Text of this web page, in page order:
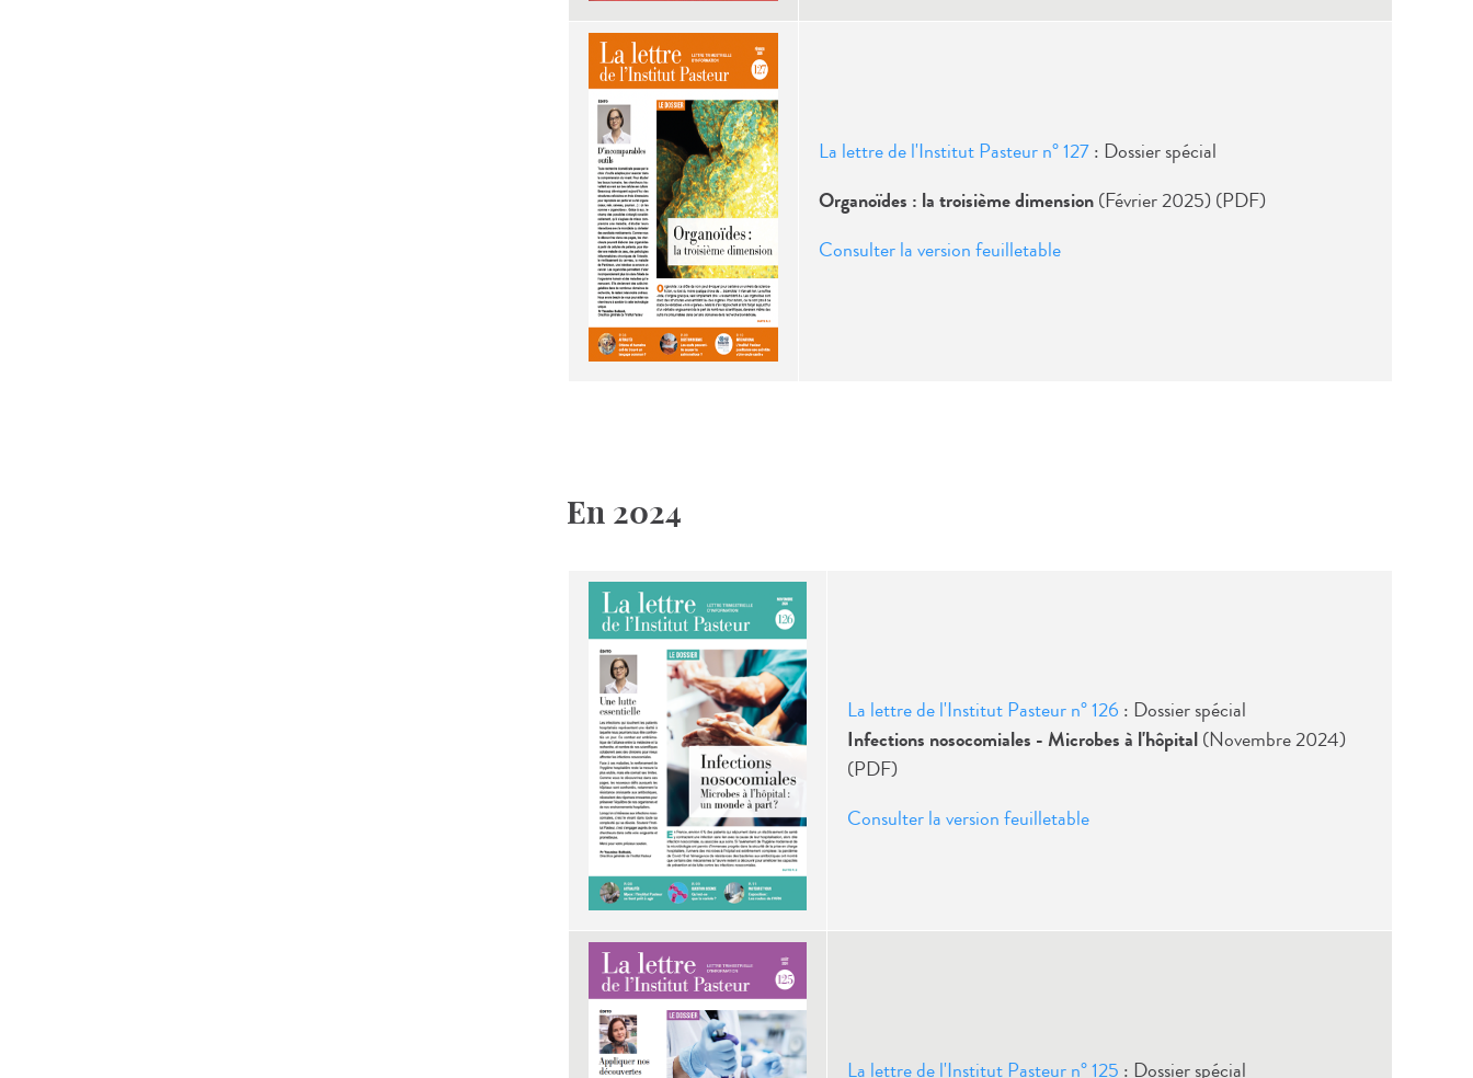
La lettre de l'Institut Pasteur n° 127: Dossier spécial
Organoïdes : la troisième dimension(Février 2025) (PDF)
Consulter la version feuilletable
En 2024
La lettre de l'Institut Pasteur n° 126 : Dossier spécial
Infections nosocomiales - Microbes à l'hôpital(Novembre 2024)
(PDF)
Consulter la version feuilletable
La lettre de l'Institut Pasteur n° 125 : Dossier spécial